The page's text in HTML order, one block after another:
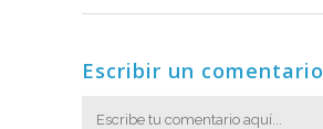
Escribir un comentario